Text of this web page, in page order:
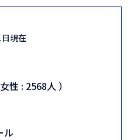
談会の開催について
談会の開催について
現在
性 : 2568人 ）
ル